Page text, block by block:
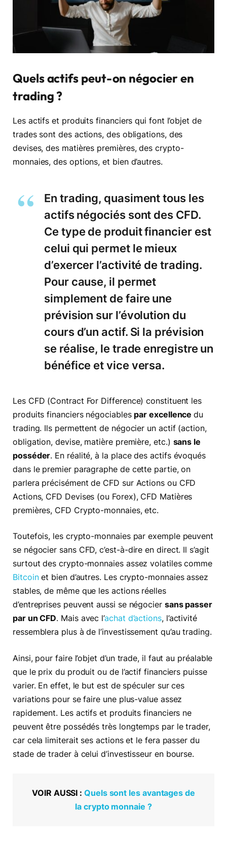
Quels actifs peut-on négocier en
trading ?
Les actifs et produits financiers qui font l’objet de
trades sont des actions, des obligations, des
devises, des matières premières, des crypto-
monnaies, des options, et bien d’autres.
En trading, quasiment tous les
actifs négociés sont des CFD.
Ce type de produit financier est
celui qui permet le mieux
d’exercer l’activité de trading.
Pour cause, il permet
simplement de faire une
prévision sur l’évolution du
cours d’un actif. Si la prévision
se réalise, le trade enregistre un
bénéfice et vice versa.
Les CFD (Contract For Difference) constituent les
produits financiers négociables par excellencedu
trading. Ils permettent de négocier un actif (action,
obligation, devise, matière première, etc.) sans le
posséder. En réalité, à la place des actifs évoqués
dans le premier paragraphe de cette partie, on
parlera précisément de CFD sur Actions ou CFD
Actions, CFD Devises (ou Forex), CFD Matières
premières, CFD Crypto-monnaies, etc.
Toutefois, les crypto-monnaies par exemple peuvent
se négocier sans CFD, c’est-à-dire en direct. Il s’agit
surtout des crypto-monnaies assez volatiles comme
Bitcoinet bien d’autres. Les crypto-monnaies assez
stables, de même que les actions réelles
d’entreprises peuvent aussi se négocier sans passer
par un CFD. Mais avec l’achat d’actions, l’activité
ressemblera plus à de l’investissement qu’au trading.
Ainsi, pour faire l’objet d’un trade, il faut au préalable
que le prix du produit ou de l’actif financiers puisse
varier. En effet, le but est de spéculer sur ces
variations pour se faire une plus-value assez
rapidement. Les actifs et produits financiers ne
peuvent être possédés très longtemps par le trader,
car cela limiterait ses actions et le fera passer du
stade de trader à celui d’investisseur en bourse.
VOIR AUSSI :Quels sont les avantages de
la crypto monnaie ?